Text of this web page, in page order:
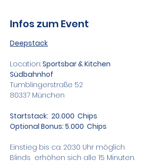
Infos zum Event
Deepstack
Location: Sportsbar & Kitchen
Südbahnhof
Tumblingerstraße 52
80337 München
Startstack:  20.000  Chips
Optional Bonus: 5.000  Chips
Einstieg bis ca. 20:30 Uhr möglich
Blinds  erhöhen sich alle 15 Minuten.